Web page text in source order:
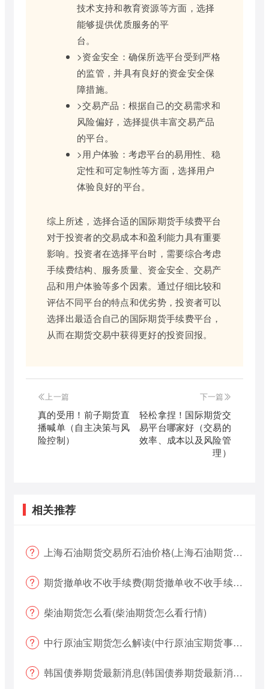
技术支持和教育资源等方面，选择
能够提供优质服务的平
台。
>资金安全：确保所选平台受到严格
的监管，并具有良好的资金安全保
障措施。
>交易产品：根据自己的交易需求和
风险偏好，选择提供丰富交易产品
的平台。
>用户体验：考虑平台的易用性、稳
定性和可定制性等方面，选择用户
体验良好的平台。
综上所述，选择合适的国际期货手续费平台
对于投资者的交易成本和盈利能力具有重要
影响。投资者在选择平台时，需要综合考虑
手续费结构、服务质量、资金安全、交易产
品和用户体验等多个因素。通过仔细比较和
评估不同平台的特点和优劣势，投资者可以
选择出最适合自己的国际期货手续费平台，
从而在期货交易中获得更好的投资回报。
上一篇
真的受用！前子期货直
播喊单（自主决策与风
险控制）
下一篇
轻松拿捏！国际期货交
易平台哪家好（交易的
效率、成本以及风险管
理）
相关推荐
上海石油期货交易所石油价格(上海石油期货交易所石油价格查询)
期货撤单收不收手续费(期货撤单收不收手续费用)
柴油期货怎么看(柴油期货怎么看行情)
中行原油宝期货怎么解读(中行原油宝期货事件)
韩国债券期货最新消息(韩国债券期货最新消息新闻)